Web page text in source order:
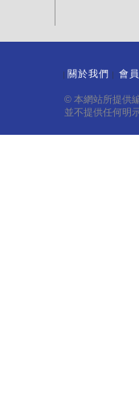
關於我們 會
© 本網站所提供
並不提供任何明